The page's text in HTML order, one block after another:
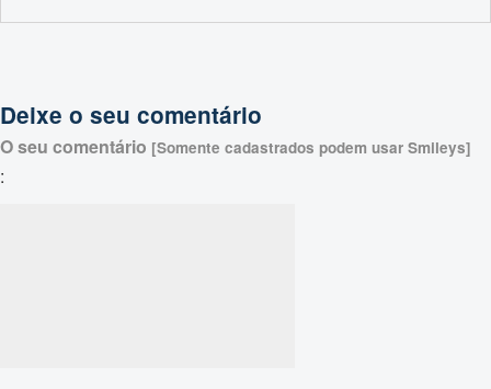
Deixe o seu comentário
O seu comentário [Somente cadastrados podem usar Smileys]
: